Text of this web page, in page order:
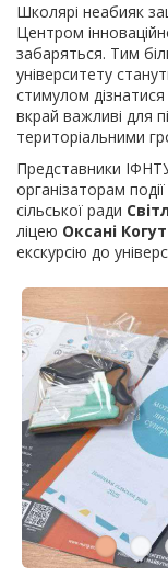
Школярі неабияк
Центром
забаряться. Тим
університету
стимулом
вкрай важливі для
територіальними
Представники
організаторам
сільської ради
ліцею Оксані Когут
екскурсію до